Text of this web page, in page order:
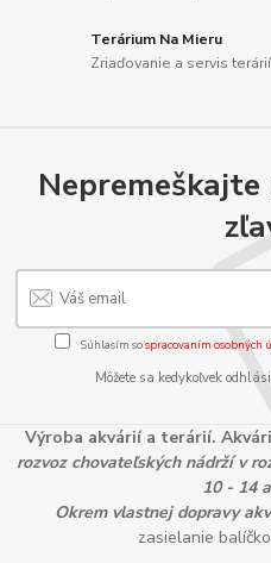
Terárium Na Mieru
Zriaďovanie a servis terárií
Nepremeškajte
Súhlasím sospracovaním osobných
Môžete sa kedykoľvek
Výroba akvárií a terárií.
rozvoz chovateľských nádrží v
10 - 14
Okrem vlastnej dopravy
zasielanie